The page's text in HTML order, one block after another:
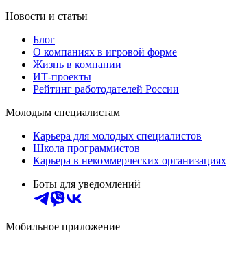
Новости и статьи
Блог
О компаниях в игровой форме
Жизнь в компании
ИТ-проекты
Рейтинг работодателей России
Молодым специалистам
Карьера для молодых специалистов
Школа программистов
Карьера в некоммерческих организациях
Боты для уведомлений
Мобильное приложение